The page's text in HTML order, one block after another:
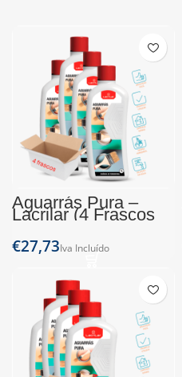
Aguarrás Pura –
Lacrilar (4 Frascos
de 1L)
€